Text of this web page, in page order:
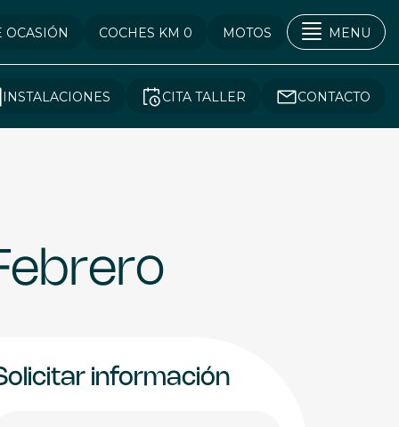
OCASIÓN COCHES KM 0 MOTOS MENU
INSTALACIONES CITA TALLER CONTACTO
información